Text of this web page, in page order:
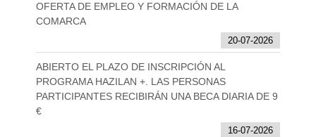
OFERTA DE EMPLEO Y FORMACIÓN DE LA
COMARCA
20-07-2026
ABIERTO EL PLAZO DE INSCRIPCIÓN AL
PROGRAMA HAZILAN +. LAS PERSONAS
PARTICIPANTES RECIBIRÁN UNA BECA DIARIA DE 9
€
16-07-2026